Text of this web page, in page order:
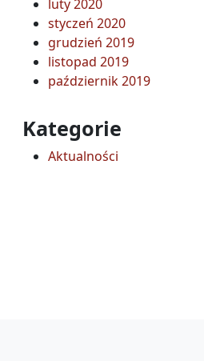
luty 2020
styczeń 2020
grudzień 2019
listopad 2019
październik 2019
Kategorie
Aktualności